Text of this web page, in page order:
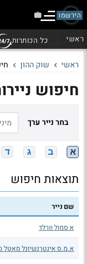
הירשמו
ראשי כל הכותרות
ראשי שוק ההון
חיפוש
בחר נייר ערך
א ב ג ד
תוצאות חיפוש
שם נייר
א סמול וורלד
א.מ.ס אינטרנשיונל מאטל